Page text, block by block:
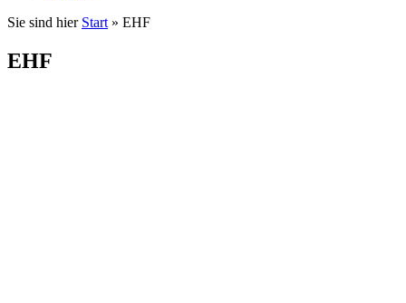
Sie sind hier Start » EHF
EHF